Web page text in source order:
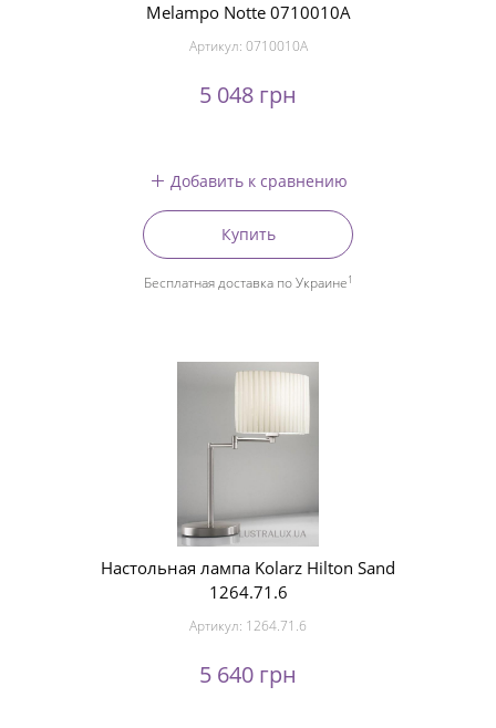
Melampo Notte 0710010A
Артикул: 0710010A
5 048 грн
Добавить к сравнению
Купить
Бесплатная доставка по Украине1
Настольная лампа Kolarz Hilton Sand
1264.71.6
Артикул: 1264.71.6
5 640 грн